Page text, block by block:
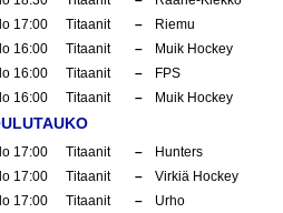
17:00 Titaanit –
Riemu
16:00 Titaanit –
Muik Hockey
16:00 Titaanit –
FPS
16:00 Titaanit – Muik Hockey
17:00 Titaanit –
Hunters
17:00 Titaanit –
Virkiä Hockey
17:00 Titaanit –
Urho